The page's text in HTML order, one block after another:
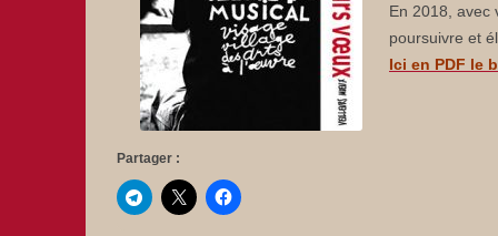
En 2018, avec
poursuivre et
Ici en PDF le
Partager :